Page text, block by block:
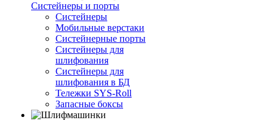
Систейнеры и порты
Систейнеры
Мобильные верстаки
Систейнерные порты
Систейнеры для
шлифования
Систейнеры для
шлифования в БД
Тележки SYS-Roll
Запасные боксы